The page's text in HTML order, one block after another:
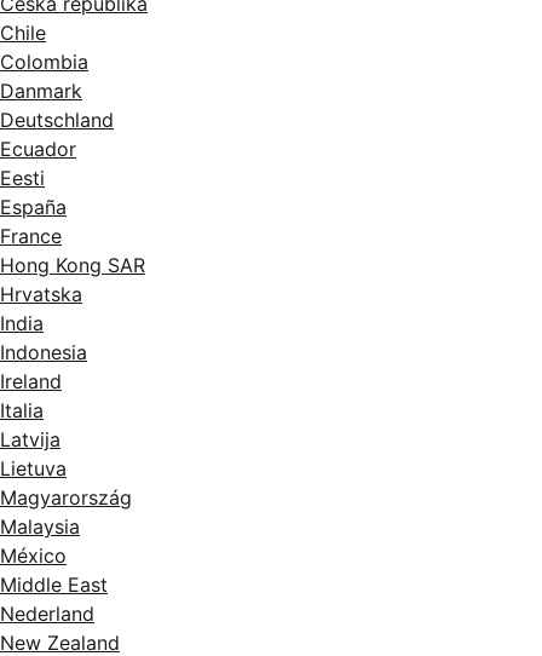
Chile
Colombia
Danmark
Deutschland
Ecuador
Eesti
España
France
Hong Kong SAR
Hrvatska
India
Indonesia
Ireland
Italia
Latvija
Lietuva
Magyarország
Malaysia
México
Middle East
Nederland
New Zealand